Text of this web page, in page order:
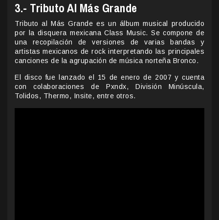
3.- Tributo Al Más Grande
Tributo al Más Grande es un álbum musical producido
por la disquera mexicana Class Music. Se compone de
una recopilación de versiones de varias bandas y
artistas mexicanos de rock interpretando las principales
canciones de la agrupación de música norteña Bronco.
El disco fue lanzado el 15 de enero de 2007 y cuenta
con colaboraciones de Pxndx, División Minúscula,
Tolidos, Thermo, Insite, entre otros.